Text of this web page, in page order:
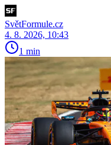
SvětFormule.cz
4. 8. 2026, 10:43
1 min